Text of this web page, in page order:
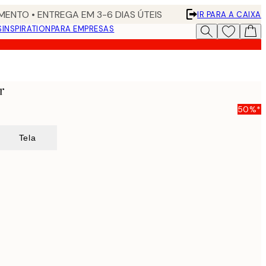
• ENTREGA EM 3-6 DIAS ÚTEIS
IR PARA A CAIXA
INSPIRATIONPARA EMPRESAS
50%*
Tela